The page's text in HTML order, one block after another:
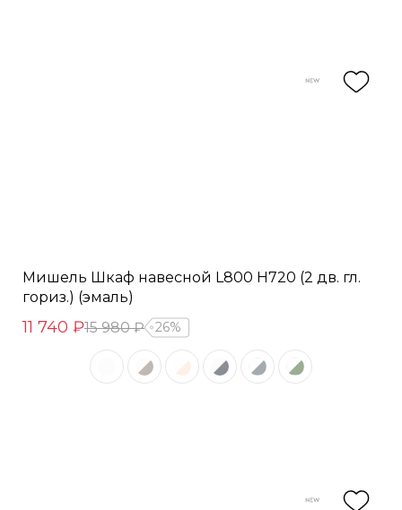
Мишель Шкаф навесной L800 Н720 (2 дв. гл.
гориз.) (эмаль)
11 740 ₽15 980 ₽ 26%